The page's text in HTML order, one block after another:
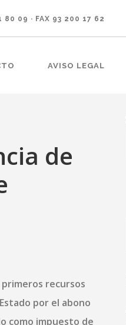
80 09 · FAX 93 200 17 62
AVISO LEGAL
de
recursos
por el abono
como impuesto de